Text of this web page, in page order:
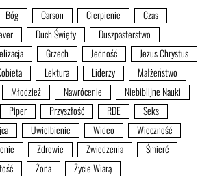
Bóg Carson Cierpienie
Czas
Duch Święty
Duszpasterstwo
Grzech Jedność
Jezus Chrystus
Lektura Liderzy
Małżeństwo
Młodzież Nawrócenie
Niebiblijne Nauki
Piper Przyszłość RDE
Seks
Uwielbienie Wideo
Wieczność
Zdrowie Zwiedzenia
Śmierć
Żona Życie Wiarą